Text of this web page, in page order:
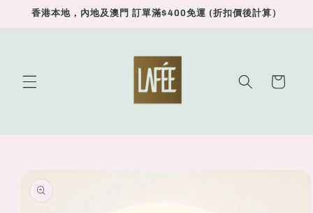
Skip to
香港本地，內地及澳門 訂單滿$400免運 (折扣價後計算）
Cart
information